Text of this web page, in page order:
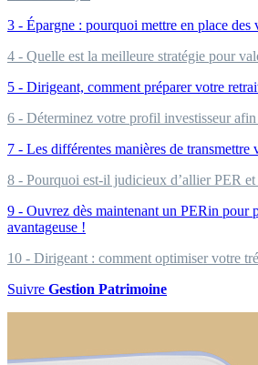
3 - Épargne : pourquoi mettre en place des
4 - Quelle est la meilleure stratégie pour
5 - Dirigeant, comment préparer votre
6 - Déterminez votre profil investisseur
7 - Les différentes manières de transmettre
8 - Pourquoi est-il judicieux d’allier PER et
9 - Ouvrez dès maintenant un PERin pour
avantageuse !
10 - Dirigeant : comment optimiser votre
Suivre Gestion Patrimoine